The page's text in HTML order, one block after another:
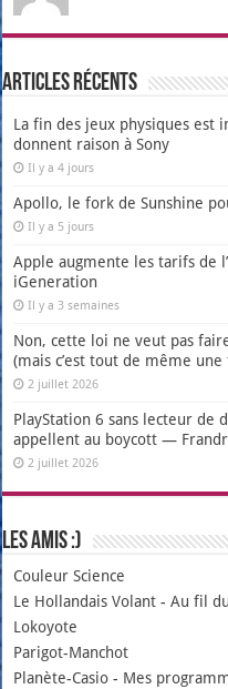
Articles récents
La fin des jeux physiques est
donnent raison à Sony
Il y a 4 jours
Apollo, le fork de Sunshine
Il y a 5 jours
Apple augmente les tarifs de
iGeneration
Il y a 3 semaines
Non, cette loi ne veut pas
(mais c’est tout de même
2 juillet 2026
PlayStation 6 sans lecteur de
appellent au boycott —
2 juillet 2026
Les amis :)
Couleur Science
Le Hollandais Volant -Au fil
Lokoyote
Parigot-Manchot
Planète-Casio - Mes